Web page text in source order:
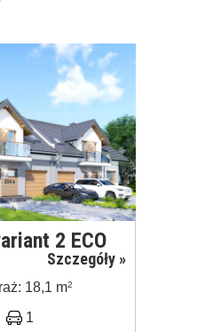
2 ECO
Szczegóły »
18,1 m2
1